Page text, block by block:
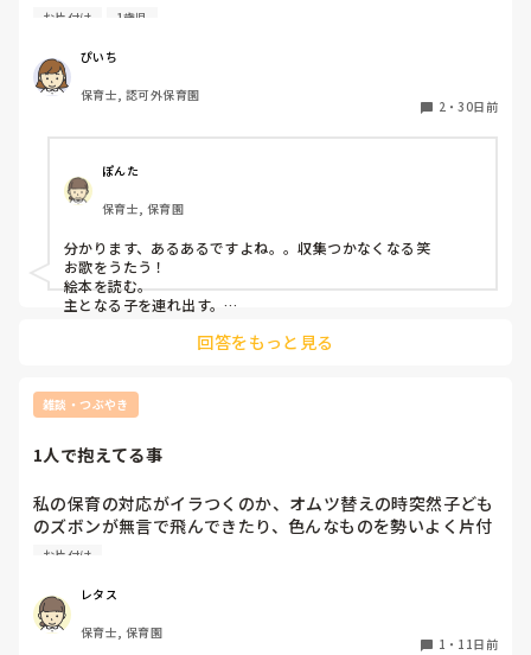
います
｢こんなにいいんですか？先生。ありがたいですけど…｣と周
囲に恐縮されてしまっているのがわかって、やってしまった
な…と後悔しています
ったかな…とは思います
もっと保育や補助的業務の腕を磨く？べきなのはわかってい
るのですが、自宅の不用品を整理していた事もあり、ついつ
い業務とはズレた部分で余計なことをしてしまいました
もっと園の事をよく知ってから行動すれば良かった…自分で
も何を言っているのかよくわからないのですが、我に返って
みて｢ろくに経験もなくて仕事できてない癖に〜｣と恥ずかし
か😭ちょうどお片付けの時間で他のことに気を紛らわそうと
た…
お片付け 1歳児
ぴいち
保育士, 認可外保育園
2・30日前
ぽんた
保育士, 保育園
分かります、あるあるですよね。。収集つかなくなる笑
お歌をうたう！
絵本を読む。
主となる子を連れ出す。
回答をもっと見る
雑談・つぶやき
1人で抱えてる事
私の保育の対応がイラつくのか、オムツ替えの時突然子ども
のズボンが無言で飛んできたり、色んなものを勢いよく片付
けたりと態度に出すのやめてほしい。本当に。これ多分私だ
お片付け
レタス
保育士, 保育園
1 ・ 11日前